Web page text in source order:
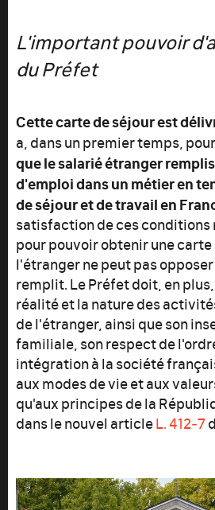
L'important pouvoir
du Préfet
Cette carte de séjour est
a, dans un premier temps, pour
que le salarié étranger
d'emploi dans un métier en
de séjour et de travail en
satisfaction de ces conditions
pour pouvoir obtenir une carte
l'étranger ne peut pas
remplit. Le Préfet doit, en
réalité et la nature des
de l'étranger, ainsi que son
familiale, son respect de
intégration à la société
aux modes de vie et aux
qu'aux principes de la
dans le nouvel articleL. 412‑7